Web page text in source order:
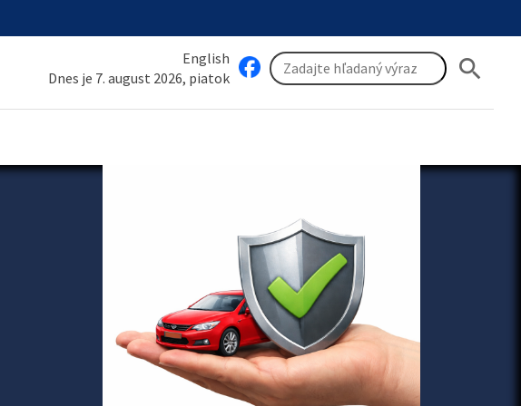
English
Dnes je 7. august 2026, piatok
search